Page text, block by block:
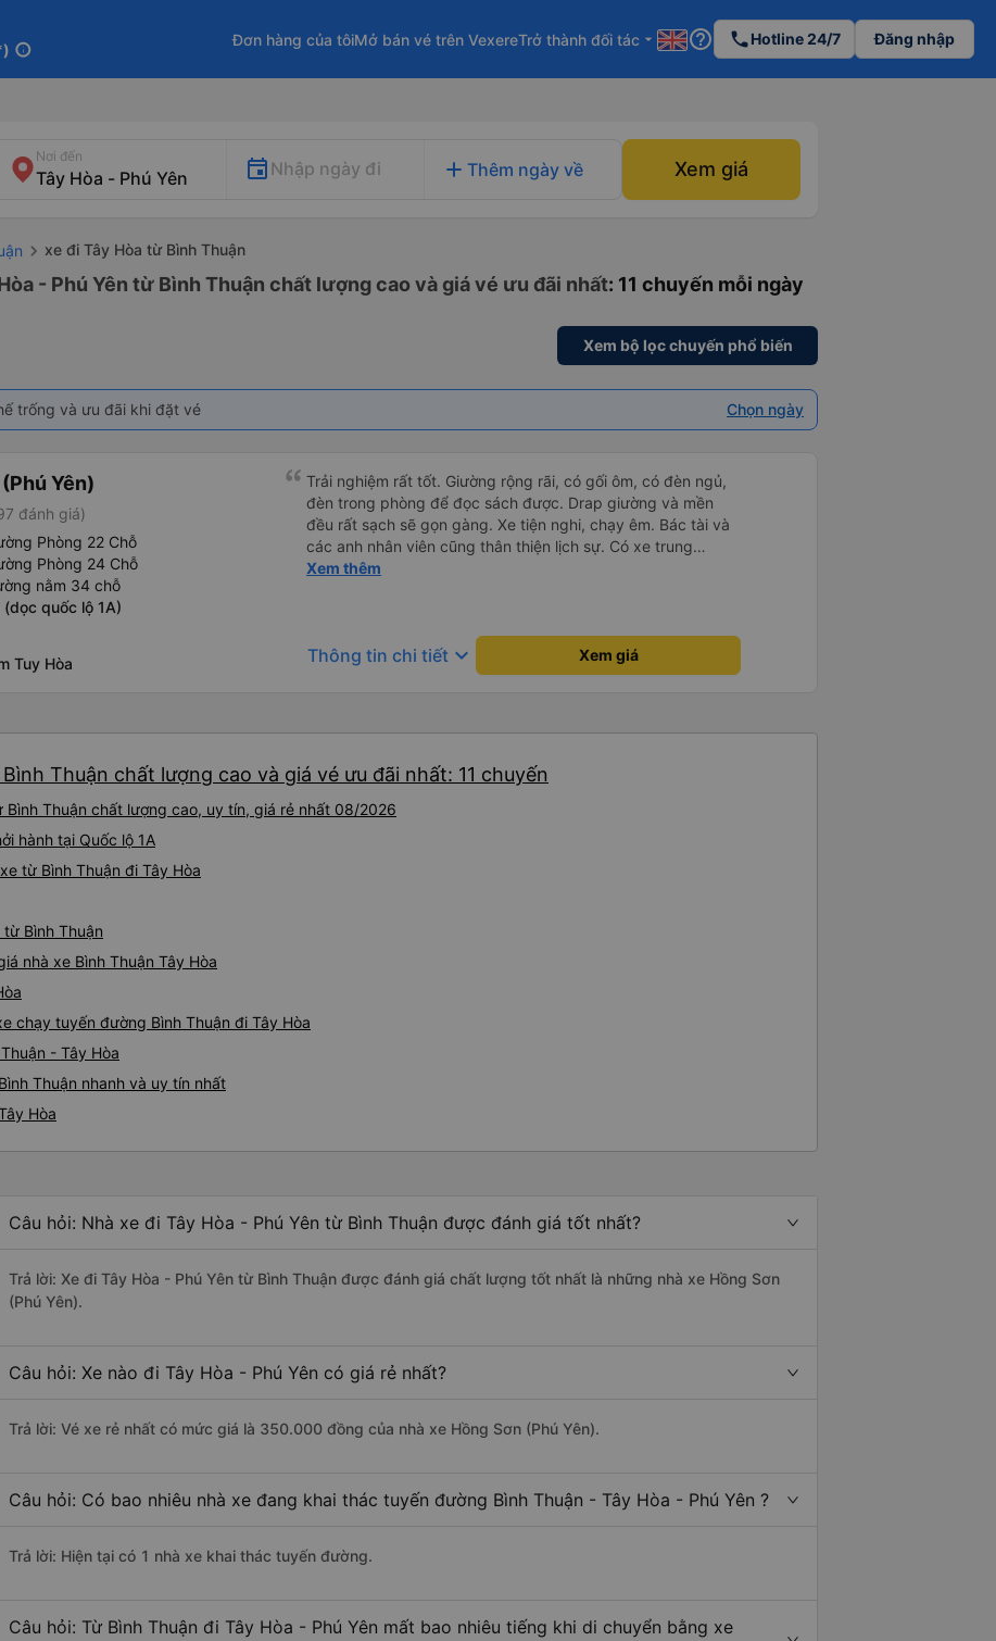
info
Đơn hàng của tôiMở bán vé trên VexereTrở thành đối tác arrow_drop_down help_outline phoneHotline 24/7 Đăng nhập
Nơi đến
Nhập ngày đi add Thêm ngày về Xem giá
xe đi Tây Hòa từ Bình Thuận
- Phú Yên từ Bình Thuận chất lượng cao và giá vé ưu đãi nhất: 11 chuyến mỗi ngày
Xem bộ lọc chuyến phổ biến
trống và ưu đãi khi đặt vé Chọn ngày
Yên)
đánh giá)
Phòng 22 Chỗ
Phòng 24 Chỗ
nằm 34 chỗ
(dọc quốc lộ 1A)
Tuy Hòa
Trải nghiệm rất tốt. Giường rộng rãi, có gối ôm, có đèn ngủ,
đèn trong phòng để đọc sách được. Drap giường và mền
đều rất sạch sẽ gọn gàng. Xe tiện nghi, chạy êm. Bác tài và
các anh nhân viên cũng thân thiện lịch sự. Có xe trung
chuyển về nội thành thành phố tuy hoà rất tiện. Giá vé hợp
Xem thêm
Thông tin chi tiết keyboard_arrow_down Xem giá
Thuận chất lượng cao và giá vé ưu đãi nhất: 11 chuyến
Bình Thuận chất lượng cao, uy tín, giá rẻ nhất 08/2026
hành tại Quốc lộ 1A
từ Bình Thuận đi Tây Hòa
Bình Thuận
nhà xe Bình Thuận Tây Hòa
chạy tuyến đường Bình Thuận đi Tây Hòa
- Tây Hòa
Thuận nhanh và uy tín nhất
Hòa
Câu hỏi: Nhà xe đi Tây Hòa - Phú Yên từ Bình Thuận được đánh giá tốt nhất?
Trả lời: Xe đi Tây Hòa - Phú Yên từ Bình Thuận được đánh giá chất lượng tốt nhất là những nhà xe Hồng Sơn
(Phú Yên).
Câu hỏi: Xe nào đi Tây Hòa - Phú Yên có giá rẻ nhất?
Trả lời: Vé xe rẻ nhất có mức giá là 350.000 đồng của nhà xe Hồng Sơn (Phú Yên).
Câu hỏi: Có bao nhiêu nhà xe đang khai thác tuyến đường Bình Thuận - Tây Hòa - Phú Yên ?
Trả lời: Hiện tại có 1 nhà xe khai thác tuyến đường.
Câu hỏi: Từ Bình Thuận đi Tây Hòa - Phú Yên mất bao nhiêu tiếng khi di chuyển bằng xe